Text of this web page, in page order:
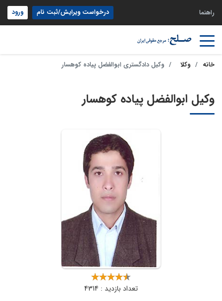
راهنما درخواست ویرایش/ثبت نام ورود
خانه وکلا وکیل دادگستری ابوالفضل پیاده کوهسار
وکیل ابوالفضل پیاده کوهسار
تعداد بازدید : 4314